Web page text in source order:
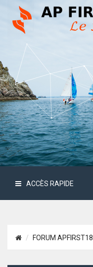
ACCÈS RAPIDE
FORUM APFIRST18